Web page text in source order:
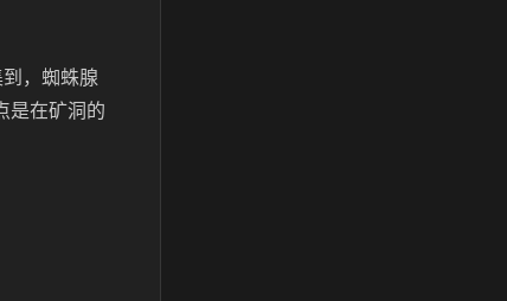
，蜘蛛腺
是在矿洞的